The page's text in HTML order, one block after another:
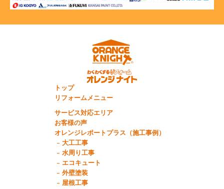
トップ
リフォームメニュー
サービス対応エリア
お客様の声
オレンジレポートプラス（施工事例）
大工工事
水周り工事
エコキュート
外壁塗装
屋根工事